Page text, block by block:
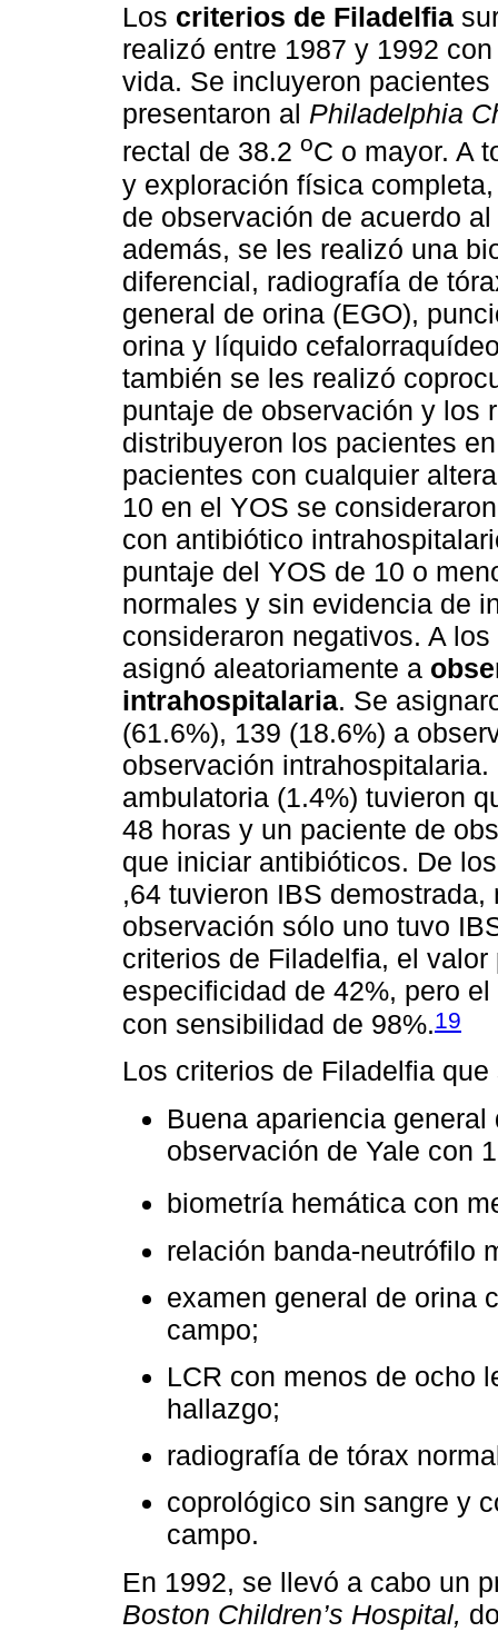
Los criterios de Filadelfia
realizó entre 1987 y 1992
vida. Se incluyeron
presentaron al Philadelphia
rectal de 38.2 oC o mayor. A
y exploración física
de observación de acuerdo
además, se les realizó una
diferencial, radiografía de
general de orina (EGO),
orina y líquido
también se les realizó
puntaje de observación y los
distribuyeron los pacientes
pacientes con cualquier
10 en el YOS se
con antibiótico
puntaje del YOS de 10 o
normales y sin evidencia de
consideraron negativos. A
asignó aleatoriamente a
intrahospitalaria. Se
(61.6%), 139 (18.6%) a
observación
ambulatoria (1.4%) tuvieron
48 horas y un paciente de
que iniciar antibióticos. De
,64 tuvieron IBS
observación sólo uno tuvo
criterios de Filadelfia, el
especificidad de 42%, pero
con sensibilidad de 98%.19
Los criterios de Filadelfia
Buena apariencia
observación de Yale con
biometría hemática con
relación banda-neutrófilo
examen general de orina
campo;
LCR con menos de ocho
hallazgo;
radiografía de tórax
coprológico sin sangre y
campo.
En 1992, se llevó a cabo un
Boston Children’s Hospital,